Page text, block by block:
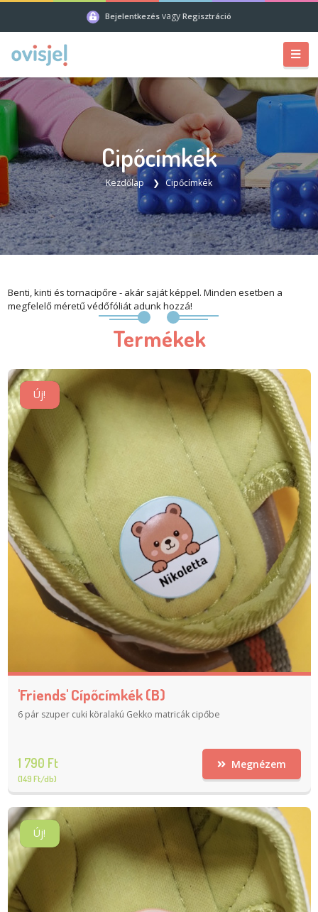
Bejelentkezés vagy Regisztráció
Cipőcímkék
Kezdőlap Cipőcímkék
Benti, kinti és tornacipőre - akár saját képpel. Minden esetben a
megfelelő méretű védőfóliát adunk hozzá!
Termékek
Új!
'Friends' Cípőcímkék (B)
6 pár szuper cuki köralakú Gekko matricák cipőbe
1 790 Ft
(149 Ft/db)
Megnézem
Új!